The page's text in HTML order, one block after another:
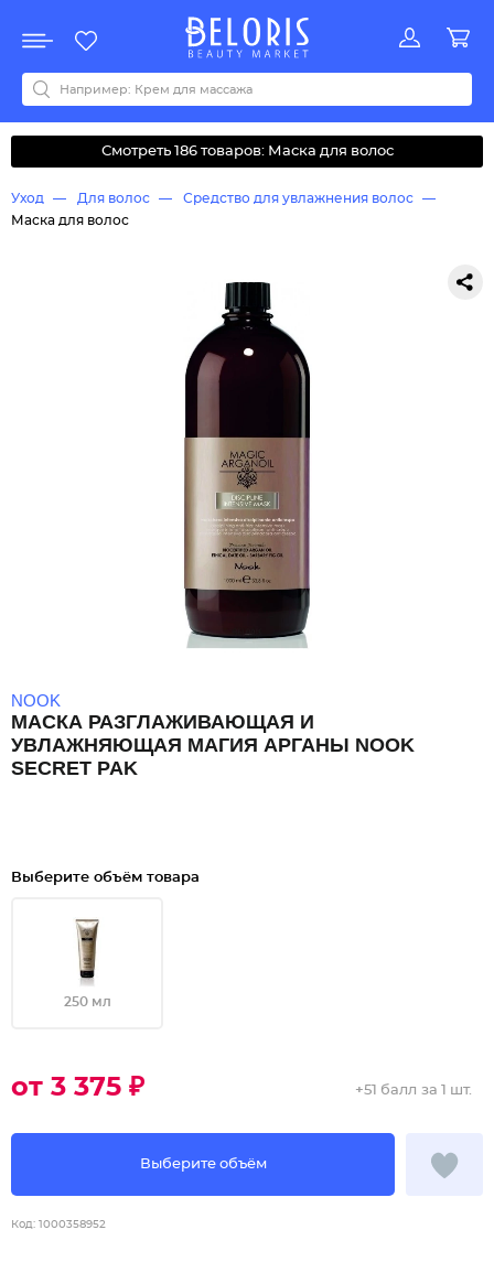
Акции
Все бренды
0-9ABCDEFGHIJKLMNOPQRSTUVWYZАБВДЗИМОКЛНПРСТУФ
Смотреть 186 товаров: Маска для волос
Уход Для волос
Средство для увлажнения волос
Маска для волос
NOOK
МАСКА РАЗГЛАЖИВАЮЩАЯ И
УВЛАЖНЯЮЩАЯ МАГИЯ АРГАНЫ NOOK
SECRET PAK
Выберите объём товара
250 мл
от 3 375 ₽
Выберите объём
+51 балл за 1 шт.
Код: 1000358952